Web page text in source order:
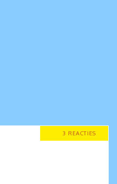
3 REACTIES